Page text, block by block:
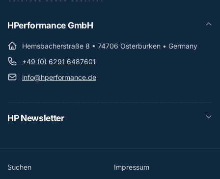
HPerformance GmbH
Hemsbacherstraße 8 • 74706 Osterburken • Germany
+49 (0) 6291 6487601
info@hperformance.de
HP Newsletter
Suchen
Impressum